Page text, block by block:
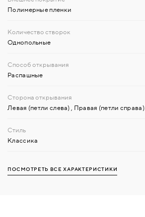
Полимерные пленки
Однопольные
Распашные
Левая (петли слева) Правая (петли справа)
Классика
ПОСМОТРЕТЬ ВСЕ ХАРАКТЕРИСТИКИ